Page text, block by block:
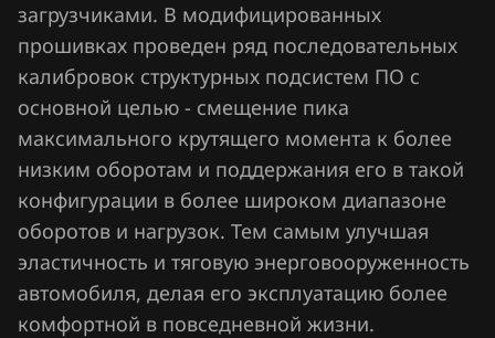
Derways
Dodge
Dongfeng
Exeed
Extreme moto
FAW
Fiat
загрузчиками. В модифицированных
прошивках проведен ряд последовательных
калибровок структурных подсистем ПО с
основной целью - смещение пика
максимального крутящего момента к более
низким оборотам и поддержания его в такой
конфигурации в более широком диапазоне
оборотов и нагрузок. Тем самым улучшая
эластичность и тяговую энерговооруженность
автомобиля, делая его эксплуатацию более
комфортной в повседневной жизни.